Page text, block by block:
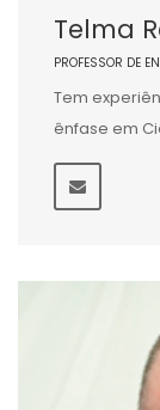
Telma
PROFESSOR DE
Tem
ênfase em